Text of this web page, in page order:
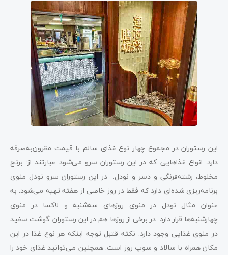
این رستوران در مجموع چهار نوع غذای سالم با قیمت مقرون‌به‌صرفه
دارد. انواع غذاهایی که در این رستوران سرو می‌شود عبارتند از: برنج
مخلوط، رشته‌فرنگی و دسر و نودل. در این رستوران سرو نودل منوی
برنامه‌ریزی شده‌ای دارد که فقط در روز خاصی از هفته تهیه می‌شود. به
عنوان مثال نودل در منوی روزهای سه‌شنبه و لاکسا در منوی
چهارشنبه‌ها قرار دارد. در برخی از روزها هم در این رستوران گوشت سفید
در منوی غذایی وجود دارد. نکته قتبل توجه اینکه هر نوع غذا در این
مکان همراه با سالاد و سوپ روز است. همچنین می‌توانید غذای خود را